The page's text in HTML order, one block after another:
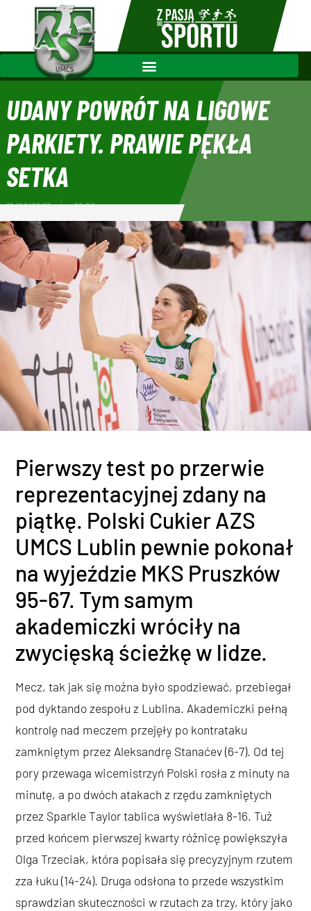
UDANY POWRÓT NA LIGOWE
PARKIETY. PRAWIE PĘKŁA
SETKA
19/02/2023 08:52
Pierwszy test po przerwie
reprezentacyjnej zdany na
piątkę. Polski Cukier AZS
UMCS Lublin pewnie pokonał
na wyjeździe MKS Pruszków
95-67. Tym samym
akademiczki wróciły na
zwycięską ścieżkę w lidze.
Mecz, tak jak się można było spodziewać, przebiegał
pod dyktando zespołu z Lublina. Akademiczki pełną
kontrolę nad meczem przejęły po kontrataku
zamkniętym przez Aleksandrę Stanaćev (6-7). Od tej
pory przewaga wicemistrzyń Polski rosła z minuty na
minutę, a po dwóch atakach z rzędu zamkniętych
przez Sparkle Taylor tablica wyświetlała 8-16. Tuż
przed końcem pierwszej kwarty różnicę powiększyła
Olga Trzeciak, która popisała się precyzyjnym rzutem
zza łuku (14-24). Druga odsłona to przede wszystkim
sprawdzian skuteczności w rzutach za trzy, który jako